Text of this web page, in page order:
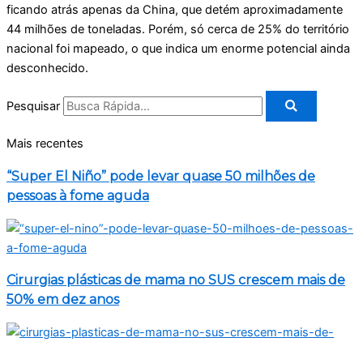
ficando atrás apenas da China, que detém aproximadamente
44 milhões de toneladas. Porém, só cerca de 25% do território
nacional foi mapeado, o que indica um enorme potencial ainda
desconhecido.
Pesquisar
Mais recentes
“Super El Niño” pode levar quase 50 milhões de
pessoas à fome aguda
Cirurgias plásticas de mama no SUS crescem mais de
50% em dez anos